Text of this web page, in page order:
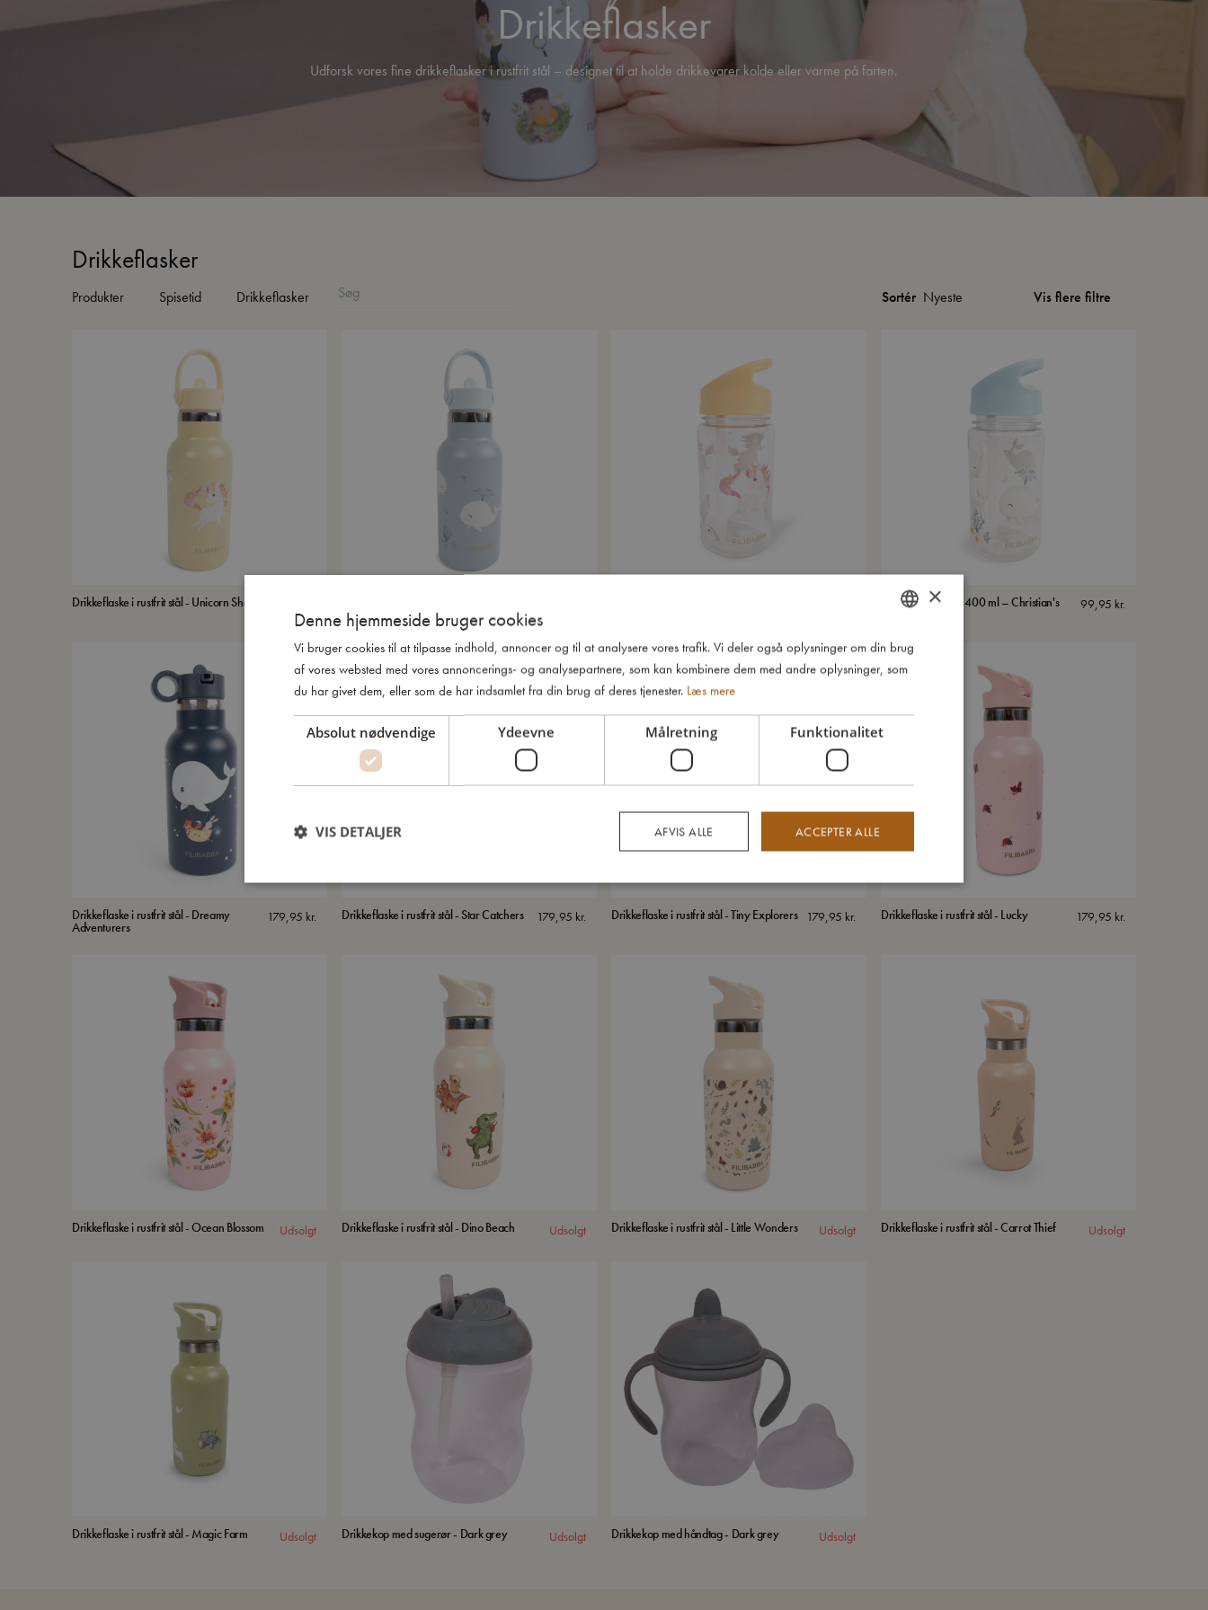
Drikkeflasker
Udforsk vores fine drikkeflasker i rustfrit stål – designet til at holde drikkevarer kolde eller varme på farten.
Drikkeflasker
Produkter Spisetid Drikkeflasker Sortér Vis flere filtre
Drikkeflaske i rustfrit stål - Unicorn Shore
Whale Tales
Drikkedunk i plast 400 ml – Christian's 99,95 kr.
Drikkeflaske i rustfrit stål - Dreamy
Adventurers
179,95 kr. Drikkeflaske i rustfrit stål - Star Catchers 179,95 kr. Drikkeflaske i rustfrit stål - Tiny Explorers 179,95 kr. Drikkeflaske i rustfrit stål - Lucky 179,95 kr.
Drikkeflaske i rustfrit stål - Ocean Blossom Udsolgt Drikkeflaske i rustfrit stål - Dino Beach Udsolgt Drikkeflaske i rustfrit stål - Little Wonders Udsolgt Drikkeflaske i rustfrit stål - Carrot Thief Udsolgt
Drikkeflaske i rustfrit stål - Magic Farm Udsolgt Drikkekop med sugerør - Dark grey Udsolgt Drikkekop med håndtag - Dark grey Udsolgt
DANISH
ENGLISH
×
Denne hjemmeside bruger cookies
Vi bruger cookies til at tilpasse indhold, annoncer og til at analysere vores trafik. Vi deler også oplysninger om din brug
af vores websted med vores annoncerings- og analysepartnere, som kan kombinere dem med andre oplysninger, som
du har givet dem, eller som de har indsamlet fra din brug af deres tjenester. Læs mere
Absolut nødvendige Ydeevne Målretning Funktionalitet
ACCEPTER ALLE
AFVIS ALLE
VIS DETALJER